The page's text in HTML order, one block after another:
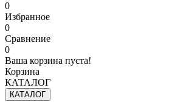
0
Избранное
0
Сравнение
0
Ваша корзина пуста!
Корзина
КАТАЛОГ
КАТАЛОГ